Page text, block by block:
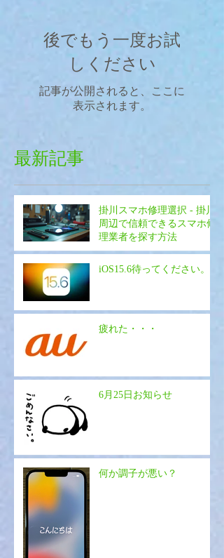
後でもう一度お試
しください
記事が公開されると、ここに
表示されます。
最新記事
掛川スマホ修理選択 - 掛川
周辺で信頼できるスマホ修
理業者を探す方法
iOS15.6待ってください。
疲れた・・・
6月25日お知らせ
何か調子が悪い？